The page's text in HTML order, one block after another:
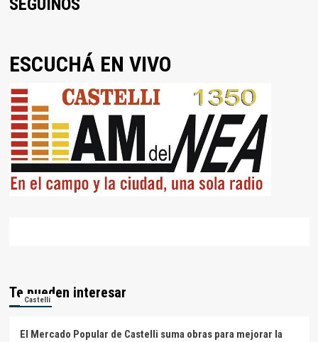
SEGUINOS
ESCUCHÁ EN VIVO
Te pueden interesar
Castelli
El Mercado Popular de Castelli suma obras para mejorar la